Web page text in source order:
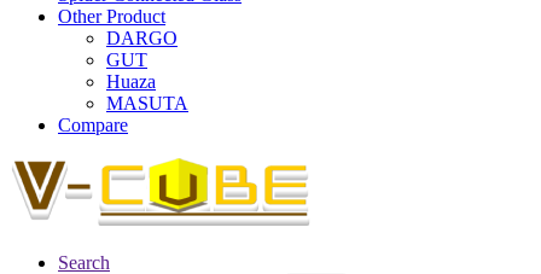
Other Product
DARGO
GUT
Huaza
MASUTA
Compare
Search